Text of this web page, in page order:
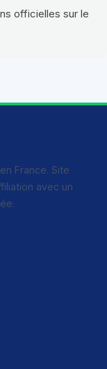
officielles sur le
France. Site
avec un